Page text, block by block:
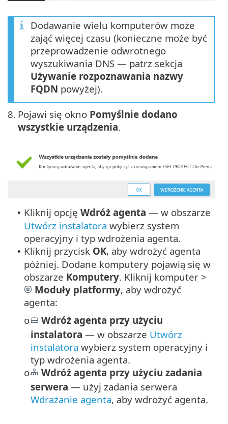
Dodawanie wielu komputerów może
zająć więcej czasu (konieczne może być
przeprowadzenie odwrotnego
wyszukiwania DNS — patrz sekcja
Używanie rozpoznawania nazwy
FQDN powyżej).
8. Pojawi się okno Pomyślnie dodano
wszystkie urządzenia.
• Kliknij opcję Wdróż agenta — w obszarze
Utwórz instalatora wybierz system
operacyjny i typ wdrożenia agenta.
• Kliknij przycisk OK, aby wdrożyć agenta
później. Dodane komputery pojawią się w
obszarze Komputery. Kliknij komputer >
Moduły platformy, aby wdrożyć
agenta:
o
Wdróż agenta przy użyciu
instalatora — w obszarze Utwórz
instalatora wybierz system operacyjny i
typ wdrożenia agenta.
o
Wdróż agenta przy użyciu zadania
serwera — użyj zadania serwera
Wdrażanie agenta, aby wdrożyć agenta.